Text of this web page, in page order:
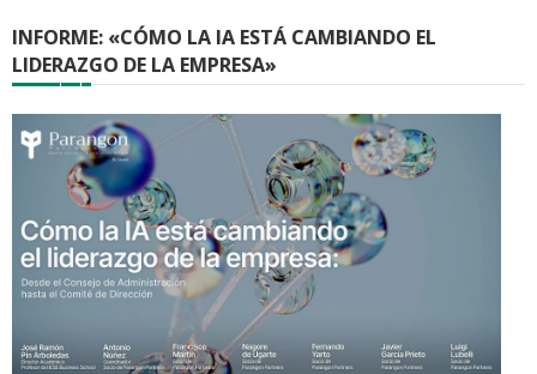
INFORME: «CÓMO LA IA ESTÁ CAMBIANDO EL
LIDERAZGO DE LA EMPRESA»